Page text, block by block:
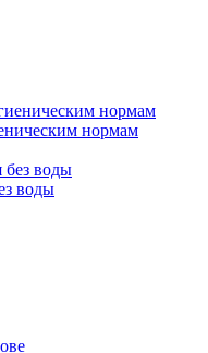
нормам
воды